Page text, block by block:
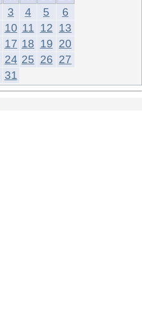
3 4 5
6
10 11 12 13
17 18 19 20
24 25 26 27
31